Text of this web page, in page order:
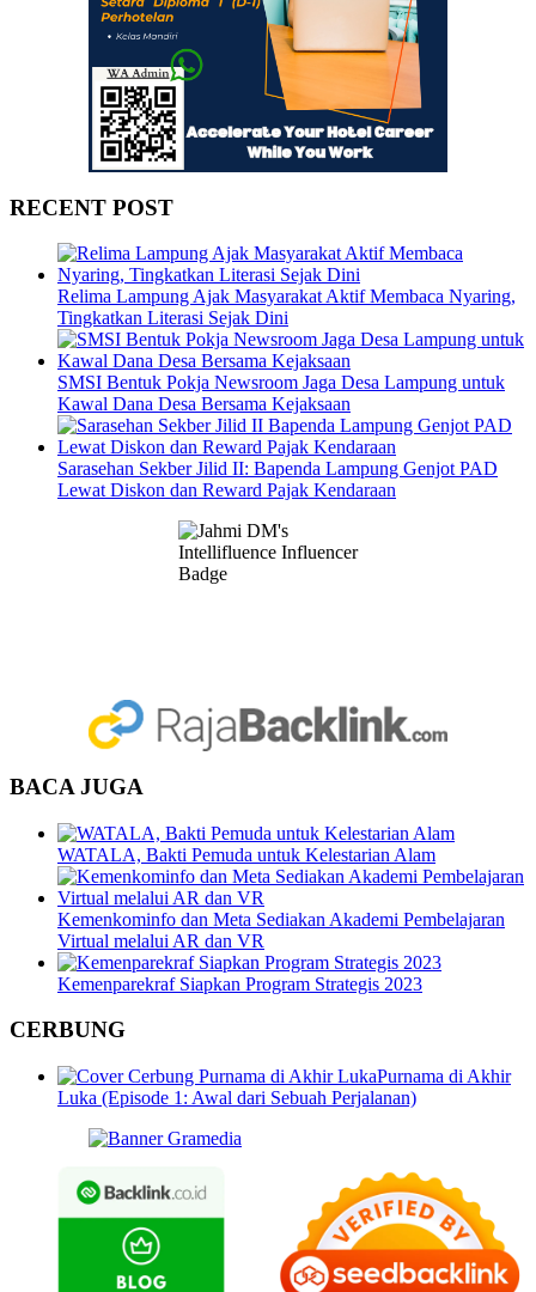
RECENT POST
Relima Lampung Ajak Masyarakat Aktif Membaca Nyaring,
Tingkatkan Literasi Sejak Dini
SMSI Bentuk Pokja Newsroom Jaga Desa Lampung untuk
Kawal Dana Desa Bersama Kejaksaan
Sarasehan Sekber Jilid II: Bapenda Lampung Genjot PAD
Lewat Diskon dan Reward Pajak Kendaraan
BACA JUGA
WATALA, Bakti Pemuda untuk Kelestarian Alam
Kemenkominfo dan Meta Sediakan Akademi Pembelajaran
Virtual melalui AR dan VR
Kemenparekraf Siapkan Program Strategis 2023
CERBUNG
Purnama di Akhir
Luka (Episode 1: Awal dari Sebuah Perjalanan)